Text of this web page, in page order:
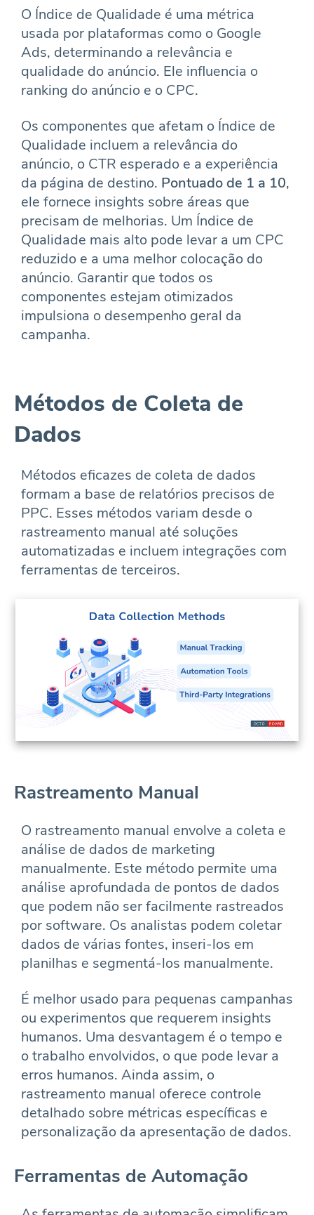
O Índice de Qualidade é uma métrica
usada por plataformas como o Google
Ads, determinando a relevância e
qualidade do anúncio. Ele influencia o
ranking do anúncio e o CPC.
Os componentes que afetam o Índice de
Qualidade incluem a relevância do
anúncio, o CTR esperado e a experiência
da página de destino. Pontuado de 1 a 10,
ele fornece insights sobre áreas que
precisam de melhorias. Um Índice de
Qualidade mais alto pode levar a um CPC
reduzido e a uma melhor colocação do
anúncio. Garantir que todos os
componentes estejam otimizados
impulsiona o desempenho geral da
campanha.
Métodos de Coleta de
Dados
Métodos eficazes de coleta de dados
formam a base de relatórios precisos de
PPC. Esses métodos variam desde o
rastreamento manual até soluções
automatizadas e incluem integrações com
ferramentas de terceiros.
Rastreamento Manual
O rastreamento manual envolve a coleta e
análise de dados de marketing
manualmente. Este método permite uma
análise aprofundada de pontos de dados
que podem não ser facilmente rastreados
por software. Os analistas podem coletar
dados de várias fontes, inseri-los em
planilhas e segmentá-los manualmente.
É melhor usado para pequenas campanhas
ou experimentos que requerem insights
humanos. Uma desvantagem é o tempo e
o trabalho envolvidos, o que pode levar a
erros humanos. Ainda assim, o
rastreamento manual oferece controle
detalhado sobre métricas específicas e
personalização da apresentação de dados.
Ferramentas de Automação